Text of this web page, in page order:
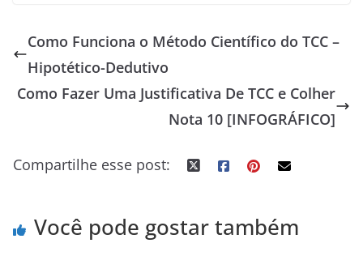
e
b
o
b
l
r
k
e
d
t
t
e
g
e
r
t
r
e
t
A
p
s
n
g
k
t
Como Funciona o Método Científico do TCC –
Hipotético-Dedutivo‍
Como Fazer Uma Justificativa De TCC e Colher
Nota 10 [INFOGRÁFICO]
Compartilhe esse post:
Você pode gostar também